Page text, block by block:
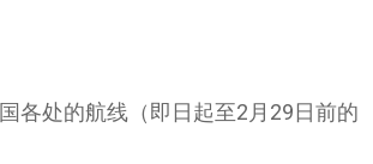
各处的航线（即日起至2月29日前的